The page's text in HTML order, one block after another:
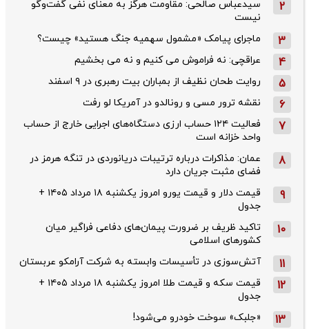
2
سیدعباس صالحی: مقاومت هرگز به معنای نفی گفت‌وگو
نیست
3 ماجرای پیامک «مشمول سهمیه جنگ هستید» چیست؟
4 عراقچی: نه فراموش می کنیم و نه می بخشیم
5 روایت طحان‌ نظیف از بمباران بیت رهبری در ۹ اسفند
6 نقشه ترور مسی و رونالدو در آمریکا لو رفت
7
فعالیت ۱۲۴ حساب ارزی دستگاه‌های اجرایی خارج از حساب
واحد خزانه است
8
عمان: مذاکرات درباره ترتیبات دریانوردی در تنگه هرمز در
فضای مثبت جریان دارد
9
قیمت دلار و قیمت یورو امروز یکشنبه ۱۸ مرداد ۱۴۰۵ +
جدول
10
تاکید ظریف بر ضرورت پیمان‌های دفاعی فراگیر میان
کشورهای اسلامی
11 آتش‌سوزی در تأسیسات وابسته به شرکت آرامکو عربستان
12
قیمت سکه و قیمت طلا امروز یکشنبه ۱۸ مرداد ۱۴۰۵ +
جدول
13 «جلبک» سوخت خودرو می‌شود!